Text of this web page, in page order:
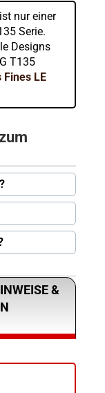
nur einer
Serie.
Designs
T135
Fines LE
&